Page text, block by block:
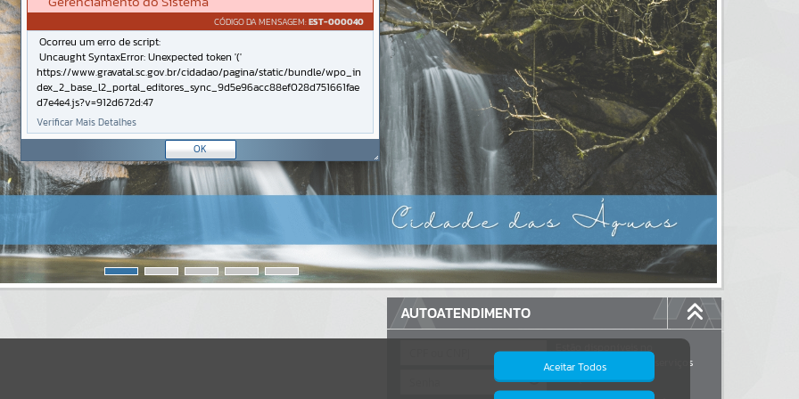
AUTOATENDIMENTO
Estão disponíveis no
autoatendimento
serviços
dos quais...
Aceitar Todos
CÓDIGO DA MENSAGEM:EST-000040
Ocorreu um erro de script:
Uncaught SyntaxError: Unexpected token '('
https://www.gravatal.sc.gov.br/cidadao/pagina/static/bundle/wpo_in
dex_2_base_l2_portal_editores_sync_9d5e96acc88ef028d751661fae
d7e4e4.js?v=912d672d:47
Verificar Mais Detalhes
OK